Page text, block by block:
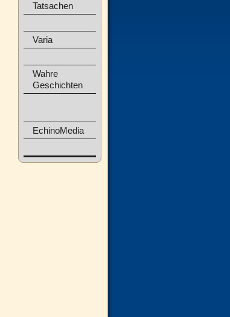
Tatsachen
Varia
Wahre
Geschichten
EchinoMedia